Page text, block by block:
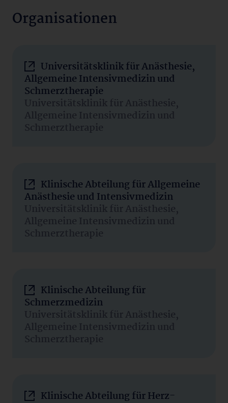
Organisationen
Universitätsklinik für Anästhesie,
Allgemeine Intensivmedizin und
Schmerztherapie
Universitätsklinik für Anästhesie,
Allgemeine Intensivmedizin und
Schmerztherapie
Klinische Abteilung für Allgemeine
Anästhesie und Intensivmedizin
Universitätsklinik für Anästhesie,
Allgemeine Intensivmedizin und
Schmerztherapie
Klinische Abteilung für
Schmerzmedizin
Universitätsklinik für Anästhesie,
Allgemeine Intensivmedizin und
Schmerztherapie
Klinische Abteilung für Herz-